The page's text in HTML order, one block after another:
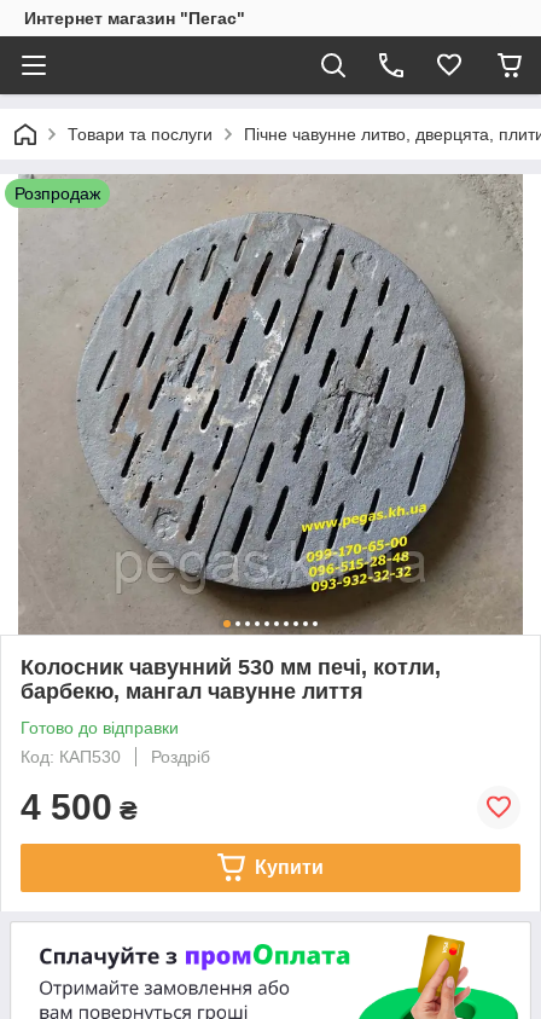
Интернет магазин "Пегас"
Товари та послуги Пічне чавунне литво, дверцята,
Розпродаж
Колосник чавунний 530 мм печі, котли,
барбекю, мангал чавунне лиття
Готово до відправки
Код: КАП530
Роздріб
4 500 ₴
Купити